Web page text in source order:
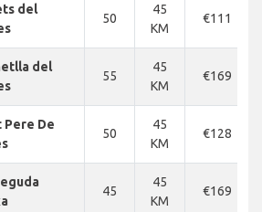
del
50
45
KM
€111
del
55
45
KM
€169
Pere De
50
45
KM
€128
45
45
KM
€169